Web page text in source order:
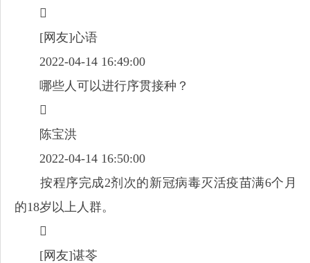

[网友]心语
2022-04-14 16:49:00
哪些人可以进行序贯接种？

陈宝洪
2022-04-14 16:50:00
按程序完成2剂次的新冠病毒灭活疫苗满6个月
的18岁以上人群。

[网友]谌苓